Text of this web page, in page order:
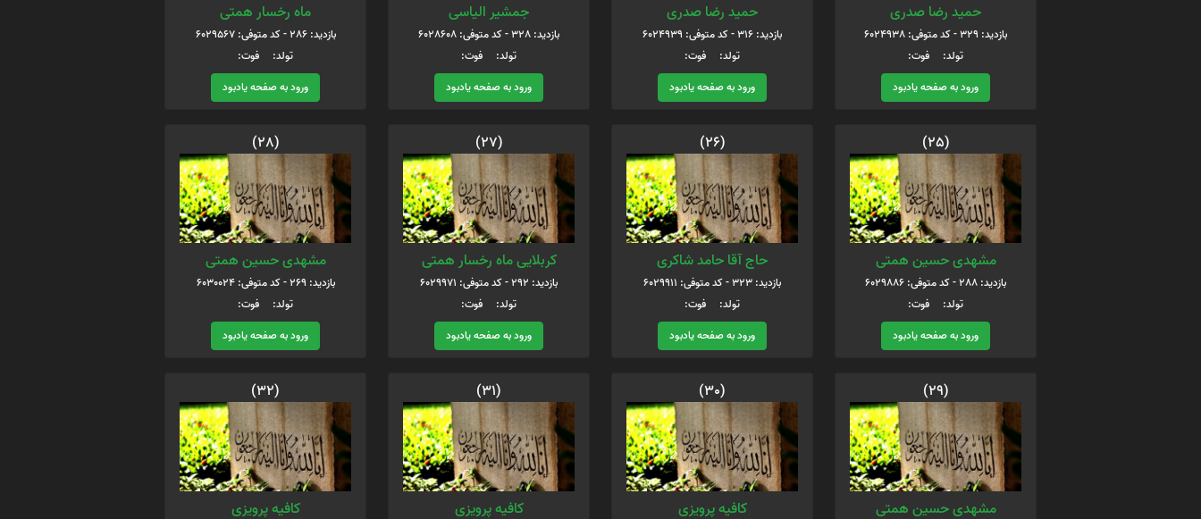
حمید رضا صدری
بازدید: 329 - کد متوفی: 6024938
تولد: فوت:
ورود به صفحه یادبود
حمید رضا صدری
بازدید: 316 - کد متوفی: 6024939
تولد: فوت:
ورود به صفحه یادبود
جمشیر الیاسی
بازدید: 328 - کد متوفی: 6028608
تولد: فوت:
ورود به صفحه یادبود
ماه رخسار همتی
بازدید: 286 - کد متوفی: 6029567
تولد: فوت:
ورود به صفحه یادبود
(25)
مشهدی حسین همتی
بازدید: 288 - کد متوفی: 6029886
تولد: فوت:
ورود به صفحه یادبود
(26)
حاج آقا حامد شاکری
بازدید: 323 - کد متوفی: 6029911
تولد: فوت:
ورود به صفحه یادبود
(27)
کربلایی ماه رخسار همتی
بازدید: 292 - کد متوفی: 6029971
تولد: فوت:
ورود به صفحه یادبود
(28)
مشهدی حسین همتی
بازدید: 269 - کد متوفی: 6030024
تولد: فوت:
ورود به صفحه یادبود
(29)
مشهدی حسین همتی
(30)
کافیه پرویزی
(31)
کافیه پرویزی
(32)
کافیه پرویزی